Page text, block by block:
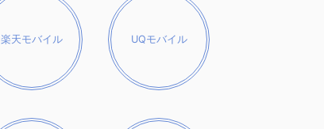
楽天モバイル UQモバイル